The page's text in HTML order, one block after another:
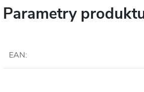
Parametry
EAN: